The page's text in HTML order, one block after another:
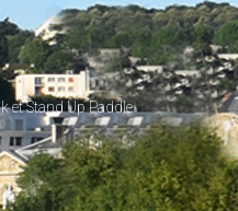
et Stand Up Paddle